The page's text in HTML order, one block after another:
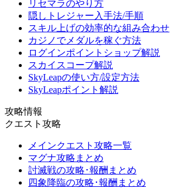
リセマラのやり方
隠しトレジャー入手法/手順
スキル上げの効率的な組み合わせ
カジノでメダルを稼ぐ方法
ログインポイントショップ解説
スカイスコープ解説
SkyLeapの使い方/設定方法
SkyLeapポイント解説
攻略情報
クエスト攻略
メインクエスト攻略一覧
マグナ攻略まとめ
討滅戦の攻略･報酬まとめ
四象降臨の攻略･報酬まとめ